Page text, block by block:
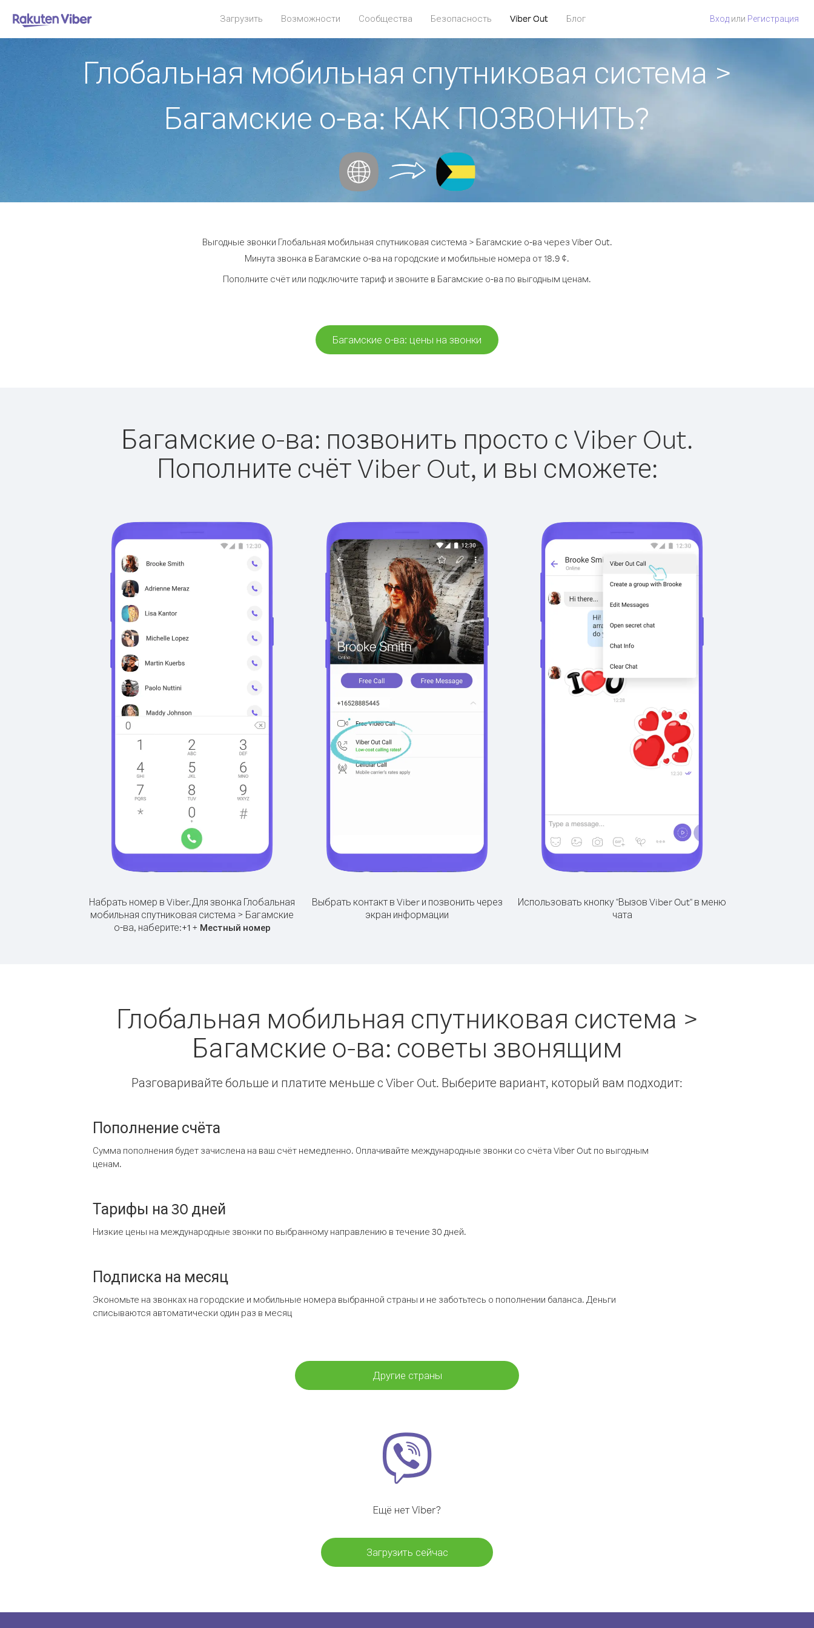
Загрузить Возможности Сообщества Безопасность Viber Out Блог Вход или Регистрация
Глобальная мобильная спутниковая система >
Багамские о-ва: КАК ПОЗВОНИТЬ?
Выгодные звонки Глобальная мобильная спутниковая система > Багамские о-ва через Viber Out.
Минута звонка в Багамские о-ва на городские и мобильные номера от 18.9 ¢.
Пополните счёт или подключите тариф и звоните в Багамские о-ва по выгодным ценам.
Багамские о-ва: цены на звонки
Багамские о-ва: позвонить просто с Viber Out.
Пополните счёт Viber Out, и вы сможете:
Набрать номер в Viber.Для звонка Глобальная
мобильная спутниковая система > Багамские
о-ва, наберите:+1+ Местный номер
Выбрать контакт в Viber и позвонить через
экран информации
Использовать кнопку "Вызов Viber Out" в меню
чата
Глобальная мобильная спутниковая система >
Багамские о-ва: советы звонящим
Разговаривайте больше и платите меньше с Viber Out. Выберите вариант, который вам подходит:
Пополнение счёта
Сумма пополнения будет зачислена на ваш счёт немедленно. Оплачивайте международные звонки со счёта Viber Out по выгодным
ценам.
Тарифы на 30 дней
Низкие цены на международные звонки по выбранному направлению в течение 30 дней.
Подписка на месяц
Экономьте на звонках на городские и мобильные номера выбранной страны и не заботьтесь о пополнении баланса. Деньги
списываются автоматически один раз в месяц
Другие страны
Ещё нет Viber?
Загрузить сейчас